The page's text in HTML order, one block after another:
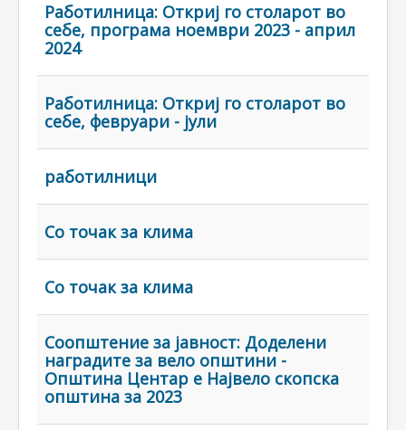
Работилница: Откриј го столарот во
себе, програма ноември 2023 - април
2024
Работилница: Откриј го столарот во
себе, февруари - јули
работилници
Со точак за клима
Со точак за клима
Соопштение за јавност: Доделени
наградите за вело општини -
Општина Центар е Највело скопска
општина за 2023